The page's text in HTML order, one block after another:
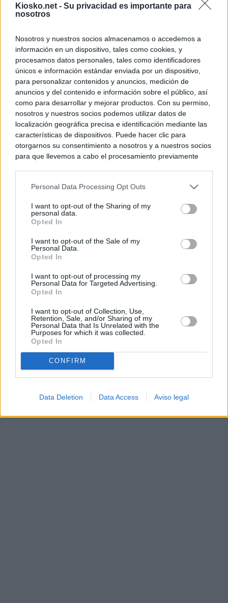
Kiosko.net - Su privacidad es importante para
nosotros
Nosotros y nuestros socios almacenamos o accedemos a
información en un dispositivo, tales como cookies, y
procesamos datos personales, tales como identificadores
únicos e información estándar enviada por un dispositivo,
para personalizar contenidos y anuncios, medición de
anuncios y del contenido e información sobre el público, así
como para desarrollar y mejorar productos. Con su permiso,
nosotros y nuestros socios podemos utilizar datos de
localización geográfica precisa e identificación mediante las
características de dispositivos. Puede hacer clic para
otorgarnos su consentimiento a nosotros y a nuestros socios
para que llevemos a cabo el procesamiento previamente
negar su consentimiento. Tenga en cuenta que algún
de su consentimiento, pero usted tiene el derecho de
rechazar tal procesamiento. Sus preferencias se aplicarán
cualquier momento entrando de nuevo en este sitio web o
visitando nuestra política de privacidad.
Personal Data Processing Opt Outs
I want to opt-out of the Sharing of my
personal data.
Opted In
I want to opt-out of the Sale of my
Personal Data.
Opted In
I want to opt-out of processing my
Personal Data for Targeted Advertising.
Opted In
I want to opt-out of Collection, Use,
Retention, Sale, and/or Sharing of my
Personal Data that Is Unrelated with the
Purposes for which it was collected.
Opted In
CONFIRM
Data Deletion Data Access Aviso legal